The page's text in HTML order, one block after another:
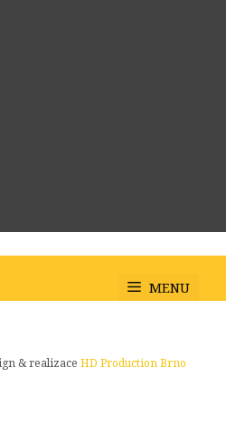
MENU
& realizace HD Production Brno